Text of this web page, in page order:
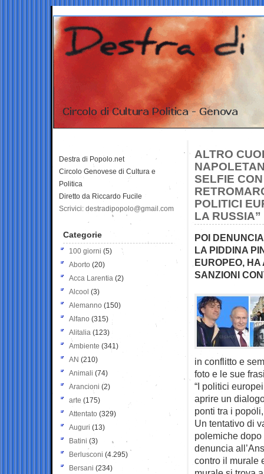
ALTRO
SELFIE
POLITICI
LA RUSSIA”
POI
LA PIDDINA
EUROPEO, HA
SANZIONI
in conflitto e
foto e le sue
“I politici
aprire un
ponti tra i
Un tentativo di
polemiche dopo
denuncia
contro il murale
Destra di Popolo.net
Circolo Genovese di Cultura e
Politica
Diretto da Riccardo Fucile
Scrivici: destradipopolo@gmail.com
Categorie
100 giorni (5)
Aborto (20)
Acca Larentia (2)
Alcool (3)
Alemanno (150)
Alfano (315)
Alitalia (123)
Ambiente (341)
AN (210)
Animali (74)
Arancioni (2)
arte (175)
Attentato (329)
Auguri (13)
Batini (3)
Berlusconi (4.295)
Bersani (234)